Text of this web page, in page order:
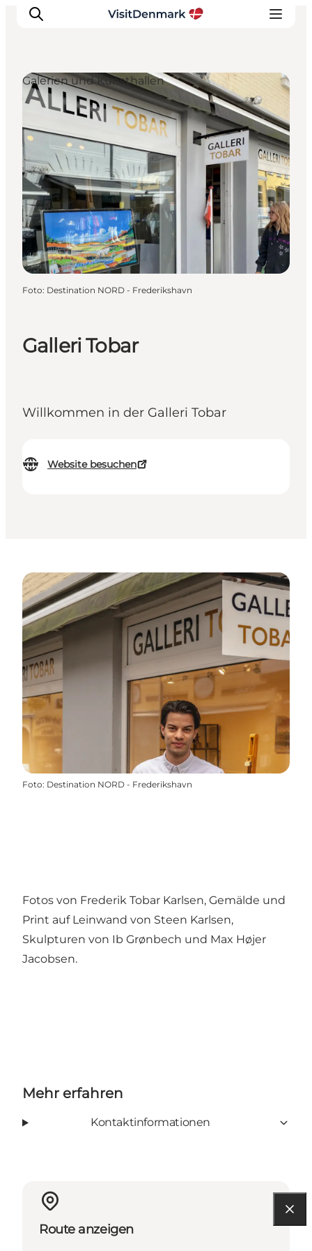
Inspiration
Regionen
Erlebnisse
Unterkünfte
Reiseplanung
Galleri Tobar
Willkommen in der Galleri Tobar
Website besuchen
Galerien und Kunsthallen
Foto: Destination NORD - Frederikshavn
Foto: Destination NORD - Frederikshavn
Fotos von Frederik Tobar Karlsen, Gemälde und
Print auf Leinwand von Steen Karlsen,
Skulpturen von Ib Grønbech und Max Højer
Jacobsen.
Mehr erfahren
Kontaktinformationen
Route anzeigen